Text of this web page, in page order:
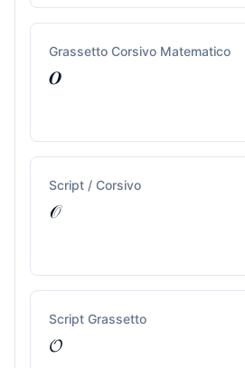
Grassetto Corsivo Matematico
𝑶
Script / Corsivo
𝒪
Script Grassetto
𝓞